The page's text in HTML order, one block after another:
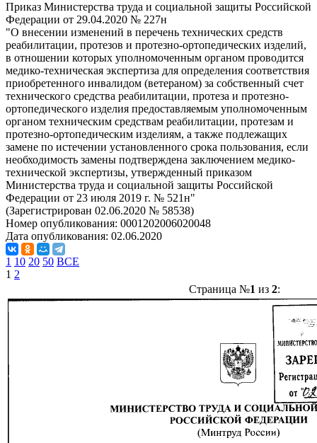
Приказ Министерства труда и социальной защиты Российской
Федерации от 29.04.2020 № 227н
"О внесении изменений в перечень технических средств
реабилитации, протезов и протезно-ортопедических изделий,
в отношении которых уполномоченным органом проводится
медико-техническая экспертиза для определения соответствия
приобретенного инвалидом (ветераном) за собственный счет
технического средства реабилитации, протеза и протезно-
ортопедического изделия предоставляемым уполномоченным
органом техническим средствам реабилитации, протезам и
протезно-ортопедическим изделиям, а также подлежащих
замене по истечении установленного срока пользования, если
необходимость замены подтверждена заключением медико-
технической экспертизы, утвержденный приказом
Министерства труда и социальной защиты Российской
Федерации от 23 июля 2019 г. № 521н"
(Зарегистрирован 02.06.2020 № 58538)
Номер опубликования: 0001202006020048
Дата опубликования: 02.06.2020
1 10 20 50 ВСЕ
1 2
Страница №1 из 2: